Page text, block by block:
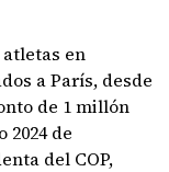
en
a París, desde
de 1 millón
de
del COP,